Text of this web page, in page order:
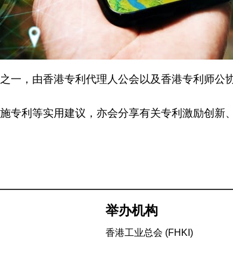
一，由香港专利代理人公会以及香港专利师公
专利等实用建议，亦会分享有关专利激励创新
举办机构
香港工业总会 (FHKI)